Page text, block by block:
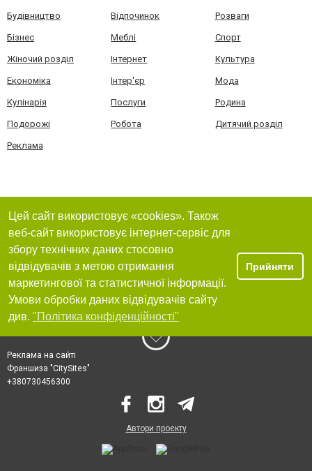
Будівництво Відпочинок Розваги
Бізнес Меблі Спорт
Жіночий розділ Інтернет Культура
Економіка Інтер'єр Мода
Кулінарія Послуги Родина
Подорожі Робота Дитячий розділ
Реклама
Цей сайт використовує «cookies». Також
веб-сайт використовує інтернет-сервіс для
збору технічних даних стосовно
відвідувачів з метою отримання
маркетингової та статистичної інформації.
Умови обробки даних відвідувачів сайту
див. "Політика конфіденційності"
Прийняти
Реклама на сайті
Франшиза "CitySites"
+380730456300
Автори проєкту